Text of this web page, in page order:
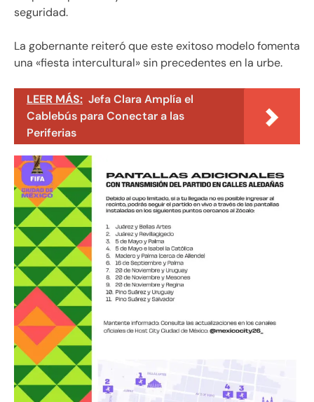
seguridad.
La gobernante reiteró que este exitoso modelo fomenta
una «fiesta intercultural» sin precedentes en la urbe.
LEER MÁS: Jefa Clara Amplía el
Cablebús para Conectar a las
Periferias